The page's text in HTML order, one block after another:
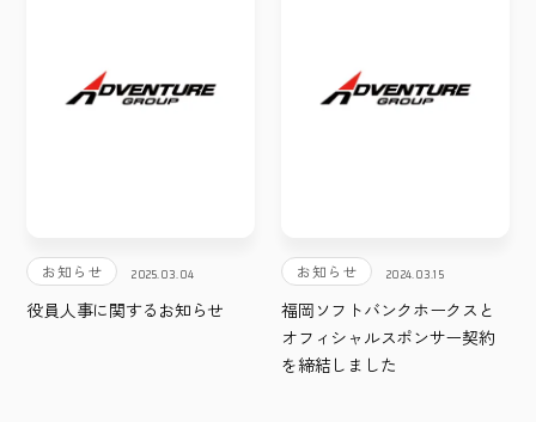
お知らせ 2025.03.04
役員人事に関するお知らせ
お知らせ 2024.03.15
福岡ソフトバンクホークスと
オフィシャルスポンサー契約
を締結しました